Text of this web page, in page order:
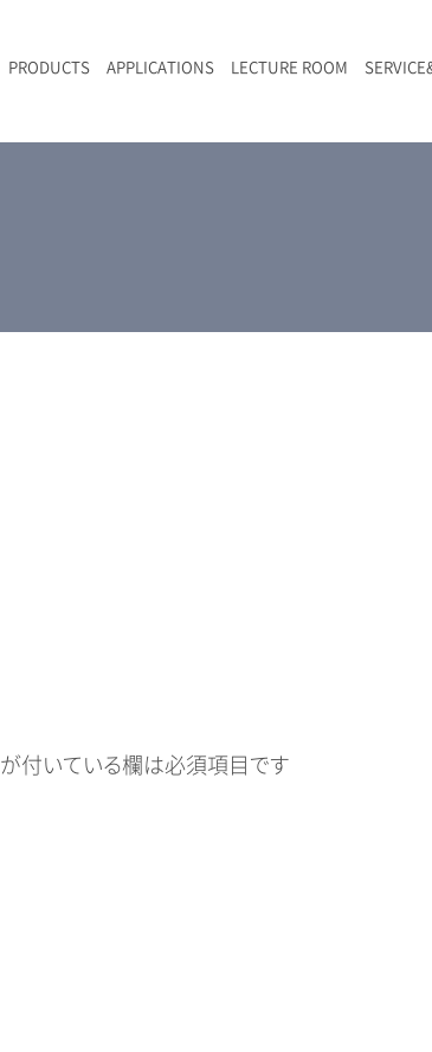
PRODUCTS APPLICATIONS LECTURE ROOM
が付いている欄は必須項目です